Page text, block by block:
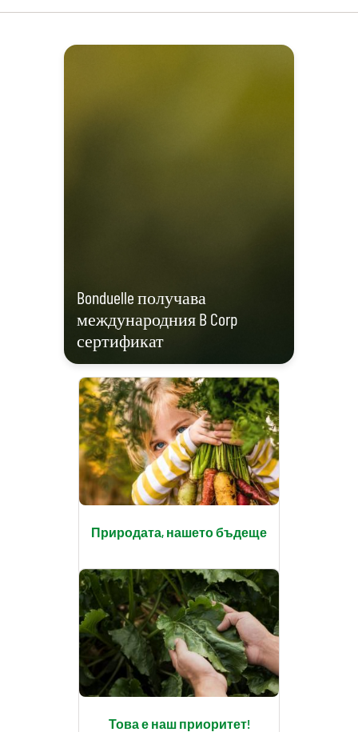
Bonduelle получава
международния B Corp
сертификат
Природата, нашето бъдеще
Това е наш приоритет!